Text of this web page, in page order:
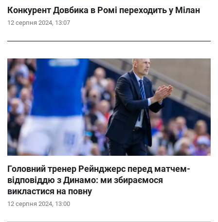
12 серпня 2024, 13:07
Конкурент Довбика в Ромі переходить у Мілан
12 серпня 2024, 13:00
Головний тренер Рейнджерс перед матчем-
відповіддю з Динамо: ми збираємося
викластися на повну